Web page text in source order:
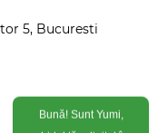
5, Bucuresti
Bună! Sunt Yumi,